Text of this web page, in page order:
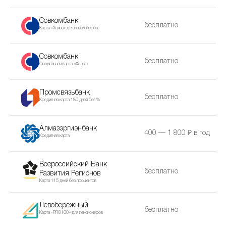
Совкомбанк
Карта «Халва» для пенсионеров бесплатно
Совкомбанк
Социальная карта «Халва» бесплатно
Промсвязьбанк
Кредитная карта 180 дней без % бесплатно
Алмазэргиэнбанк
Кредитная карта 400 — 1 800 ₽ в год
Всероссийский Банк
Развития Регионов
Карта 115 дней без процентов
бесплатно
Левобережный
Карта «PRO100» для пенсионеров бесплатно